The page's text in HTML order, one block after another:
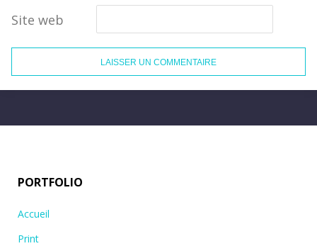
Site web
PORTFOLIO
Accueil
Print